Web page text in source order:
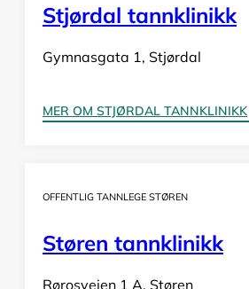
Stjørdal tannklinikk
Gymnasgata 1, Stjørdal
MER OM STJØRDAL TANNKLINIKK
OFFENTLIG TANNLEGE STØREN
Støren tannklinikk
Rørosveien 1 A, Støren